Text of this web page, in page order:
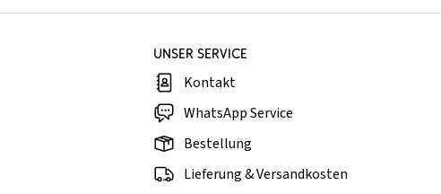
UNSER SERVICE
Kontakt
WhatsApp Service
Bestellung
Lieferung & Versandkosten